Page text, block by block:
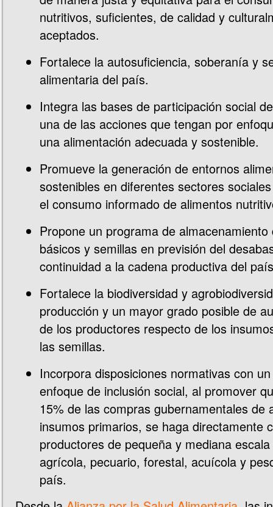
nutritivos, suficientes, de calidad y
aceptados.
Fortalece la autosuficiencia, soberanía y
alimentaria del país.
Integra las bases de participación social
una de las acciones que tengan por
una alimentación adecuada y sostenible.
Promueve la generación de entornos
sostenibles en diferentes sectores
el consumo informado de alimentos
Propone un programa de almacenamiento
básicos y semillas en previsión del
continuidad a la cadena productiva del
Fortalece la biodiversidad y
producción y un mayor grado posible de
de los productores respecto de los
las semillas.
Incorpora disposiciones normativas con
enfoque de inclusión social, al promover
15% de las compras gubernamentales de
insumos primarios, se haga directamente
productores de pequeña y mediana
agrícola, pecuario, forestal, acuícola y
país.